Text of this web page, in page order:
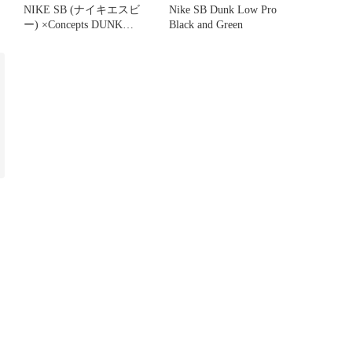
NIKE SB (ナイキエスビ
ー) ×Concepts DUNK
Nike SB Dunk Low Pro
Black and Green